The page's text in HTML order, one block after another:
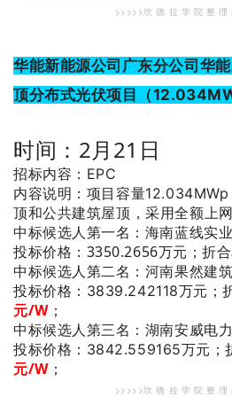
>>>>>坎 德 拉 学 院 整 理
华能新能源公司广东分公司华
顶分布式光伏项目（
时间：2月21日
招标内容：EPC
内容说明：项目容量
顶和公共建筑屋顶，采用全额上网
中标候选人第一名 ：海南蓝线实
投标价格：3350.2656万元；折
中标候选人第二名 ：河南果然建
投标价格：3839.242118万元；
元/W；
中标候选人第三名 ：湖南安威电
投标价格：3842.559165万元；
元/W；
>>>>>坎 德 拉 学 院 整 理